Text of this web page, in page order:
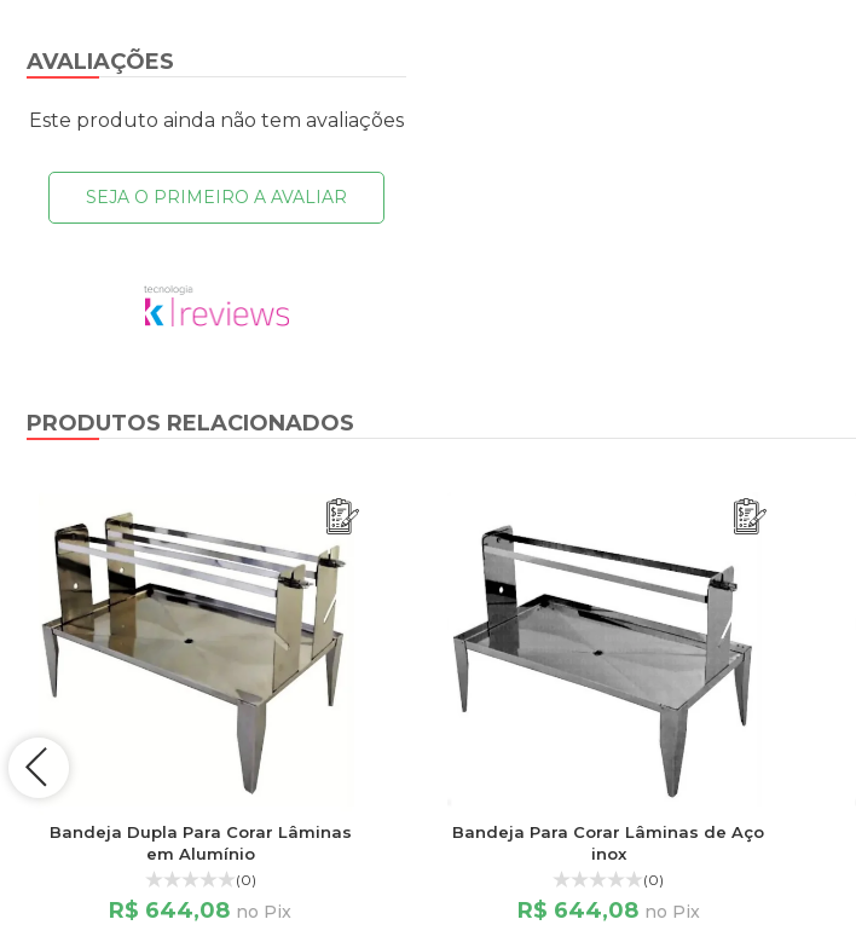
AVALIAÇÕES
Este produto ainda não tem avaliações
SEJA O PRIMEIRO A AVALIAR
PRODUTOS RELACIONADOS
Bandeja Dupla Para Corar Lâminas
em Alumínio
(0)
R$ 644,08 no Pix
Bandeja Para Corar Lâminas de Aço
inox
(0)
R$ 644,08 no Pix